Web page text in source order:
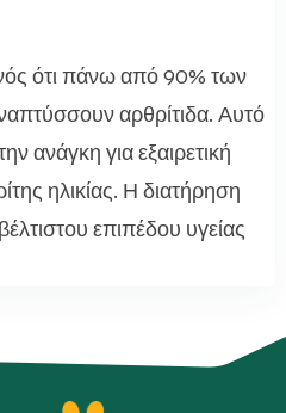
ότι πάνω από 90% των
αρθρίτιδα. Αυτό
ανάγκη για εξαιρετική
ηλικίας. Η διατήρηση
επιπέδου υγείας